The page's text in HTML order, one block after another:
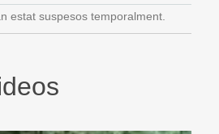
estat suspesos temporalment.